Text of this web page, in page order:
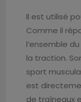
Il est utilisé
Comme il
l’ensemble
la traction.
sport
est
de traîneaux